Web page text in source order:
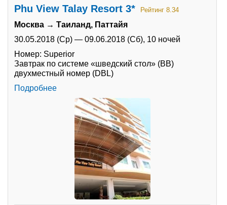
Phu View Talay Resort 3* Рейтинг 8.34
Москва → Таиланд, Паттайя
30.05.2018 (Ср) — 09.06.2018 (Сб), 10 ночей
Номер: Superior
Завтрак по системе «шведский стол» (BB)
двухместный номер (DBL)
Подробнее